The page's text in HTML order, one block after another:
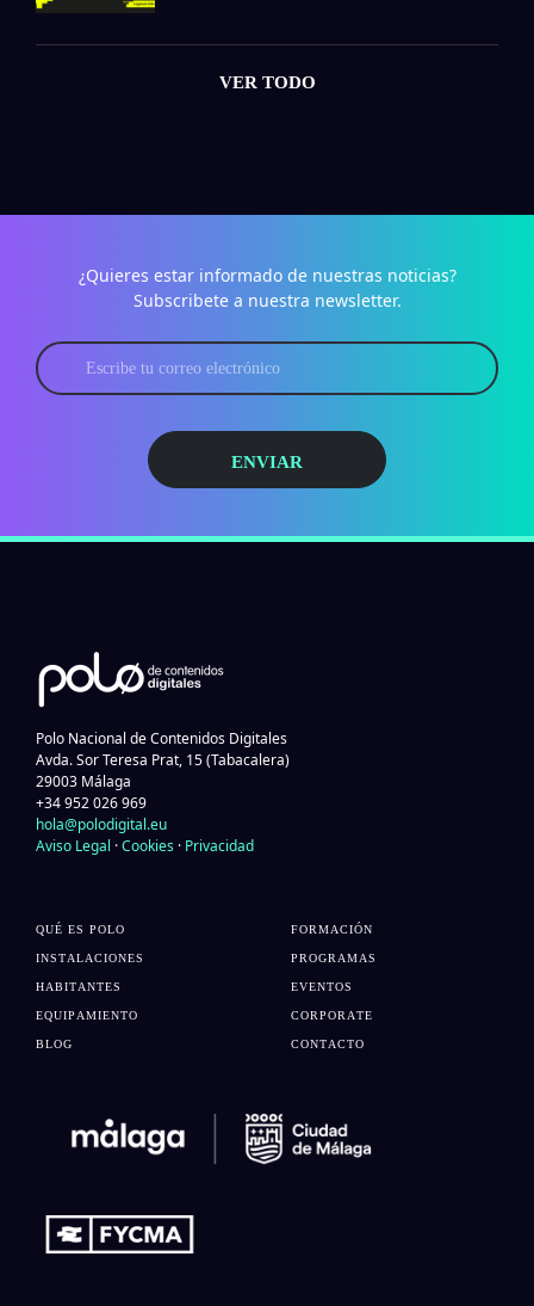
VER TODO
¿Quieres estar informado de nuestras noticias?
Subscribete a nuestra newsletter.
ENVIAR
Polo Nacional de Contenidos Digitales
Avda. Sor Teresa Prat, 15 (Tabacalera)
29003 Málaga
+34 952 026 969
hola@polodigital.eu
Aviso Legal ·Cookies · Privacidad
QUÉ ES POLO
INSTALACIONES
HABITANTES
EQUIPAMIENTO
BLOG
FORMACIÓN
PROGRAMAS
EVENTOS
CORPORATE
CONTACTO